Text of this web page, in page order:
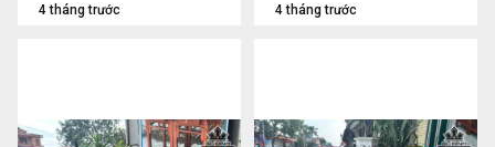
4 tháng trước 4 tháng trước